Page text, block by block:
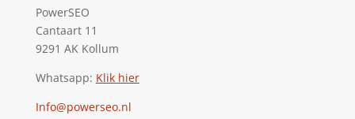
PowerSEO
Cantaart 11
9291 AK Kollum
Whatsapp: Klik hier
Info@powerseo.nl